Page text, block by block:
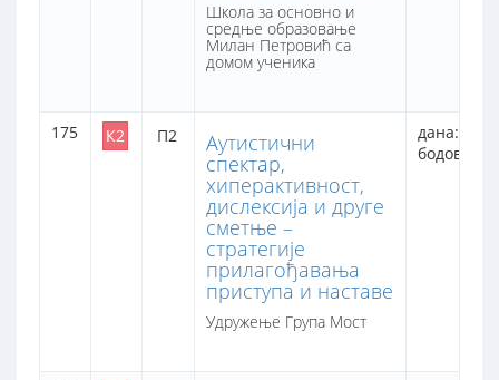
Школа за основно и
средње образовање
Милан Петровић са
домом ученика
175 К2 П2 Аутистични
спектар,
хиперактивност,
дислексија и друге
сметње –
стратегије
прилагођавања
приступа и наставе
Удружење Група Мост
дана: 2
бодова: 16